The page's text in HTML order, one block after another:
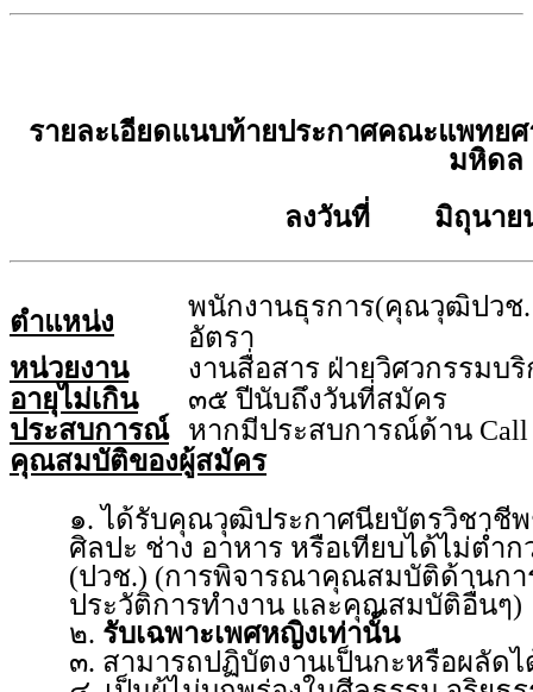
รายละเอียดแนบท้ายประกาศคณะแพทย
มหิดล
ลงวันที่ มิถุนายน
ตำแหน่ง
พนักงานธุรการ(คุณวุฒิปวช.
อัตรา
หน่วยงาน
งานสื่อสาร ฝ่ายวิศวกรรมบ
อายุไม่เกิน
๓๕ ปีนับถึงวันที่สมัคร
ประสบการณ์
หากมีประสบการณ์ด้าน Call
คุณสมบัติของผู้สมัคร
๑. ได้รับคุณวุฒิประกาศนียบัตรวิชาชีพ
ศิลปะ ช่าง อาหาร หรือเทียบได้ไม่ต่
(ปวช.) (การพิจารณาคุณสมบัติด้านก
ประวัติการทำงาน และคุณสมบัติอื่นๆ)
๒. รับเฉพาะเพศหญิงเท่านั้น
๓. สามารถปฏิบัตงานเป็นกะหรือผลัดไ